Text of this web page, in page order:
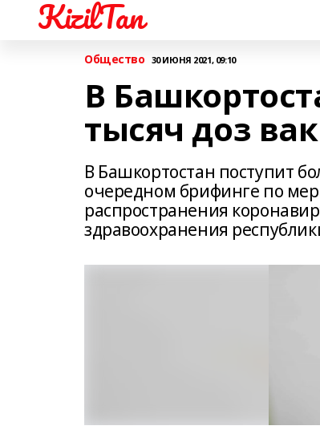
KizilTan
Общество 30 ИЮНЯ 2021, 09:10
В
тысяч доз
В Башкортостан поступит
очередном брифинге по
распространения
здравоохранения